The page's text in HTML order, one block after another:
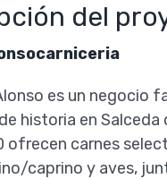
del
es un negocio
historia en Salceda
ofrecen carnes
caprino y aves,